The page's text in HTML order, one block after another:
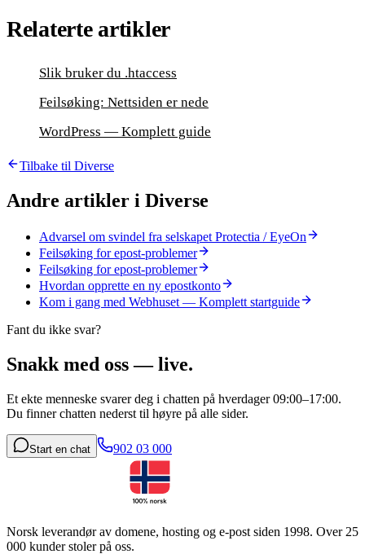
Relaterte artikler
Slik bruker du .htaccess
Feilsøking: Nettsiden er nede
WordPress — Komplett guide
Tilbake til Diverse
Andre artikler i Diverse
Advarsel om svindel fra selskapet Protectia / EyeOn
Feilsøking for epost-problemer
Feilsøking for epost-problemer
Hvordan opprette en ny epostkonto
Kom i gang med Webhuset — Komplett startguide
Fant du ikke svar?
Snakk med oss — live.
Et ekte menneske svarer deg i chatten på hverdager 09:00–17:00.
Du finner chatten nederst til høyre på alle sider.
Start en chat 902 03 000
Norsk leverandør av domene, hosting og e-post siden 1998. Over 25
000 kunder stoler på oss.